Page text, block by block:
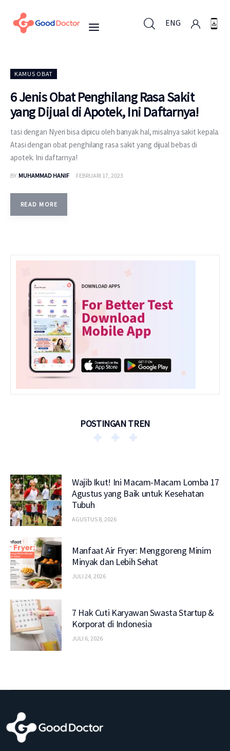
ENG
Untuk Bisnis
Untuk Anda
Berita
Layanan
KAMUS OBAT
6 Jenis Obat Penghilang Rasa Sakit
yang Dijual di Apotek, Ini Daftarnya!
tasi dengan Nyeri bisa dipicu oleh banyak hal, misalnya sakit kepala.
Atasi dengan obat penghilang rasa sakit yang dijual bebas di
apotek. Ini daftarnya!
BY MUHAMMAD HANIF FEBRUARI 17, 2023
READ MORE
POSTINGAN TREN
Wajib Ikut! Ini Macam-Macam Lomba 17
Agustus yang Baik untuk Kesehatan
Tubuh
AGUSTUS 8, 2026
Manfaat Air Fryer: Menggoreng Minim
Minyak dan Lebih Sehat
JULI 24, 2026
7 Hak Cuti Karyawan Swasta Startup &
Korporat di Indonesia
JULI 6, 2026